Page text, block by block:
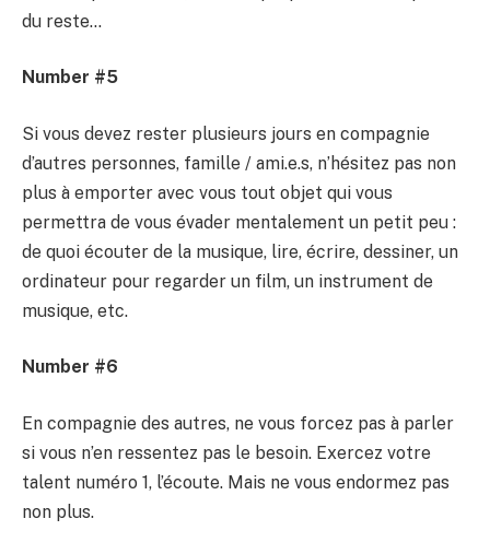
du reste…
Number #5
Si vous devez rester plusieurs jours en compagnie
d’autres personnes, famille / ami.e.s, n’hésitez pas non
plus à emporter avec vous tout objet qui vous
permettra de vous évader mentalement un petit peu :
de quoi écouter de la musique, lire, écrire, dessiner, un
ordinateur pour regarder un film, un instrument de
musique, etc.
Number #6
En compagnie des autres, ne vous forcez pas à parler
si vous n’en ressentez pas le besoin. Exercez votre
talent numéro 1, l’écoute. Mais ne vous endormez pas
non plus.